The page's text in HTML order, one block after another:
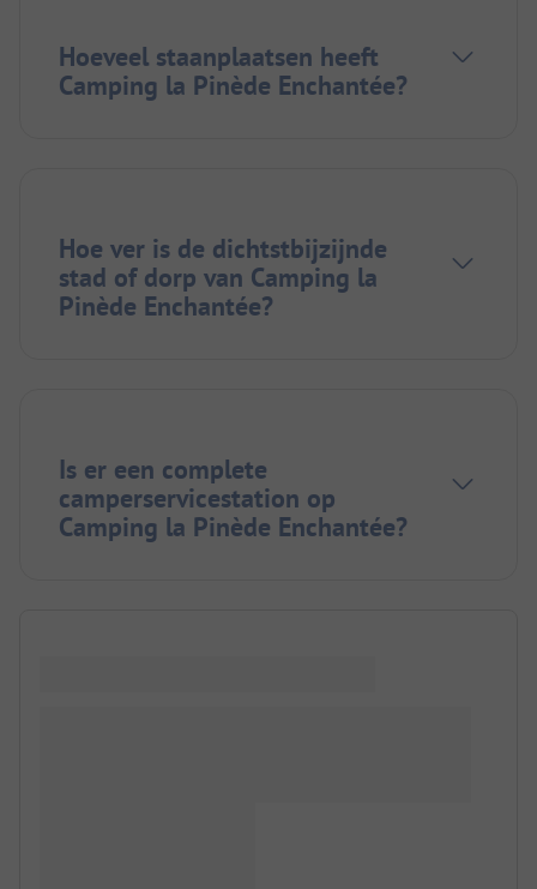
Hoeveel staanplaatsen heeft
Camping la Pinède Enchantée?
Hoe ver is de dichtstbijzijnde
stad of dorp van Camping la
Pinède Enchantée?
Is er een complete
camperservicestation op
Camping la Pinède Enchantée?